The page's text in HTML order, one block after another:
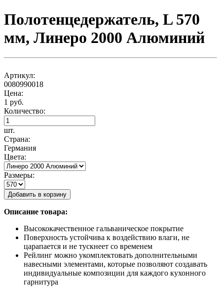
Полотенцедержатель, L 570
мм, Линеро 2000 Алюминий
Артикул:
0080990018
Цена:
1 руб.
Количество:
шт.
Страна:
Германия
Цвета:
Размеры:
Добавить в корзину
Описание товара:
Высококачественное гальваническое покрытие
Поверхность устойчива к воздействию влаги, не
царапается и не тускнеет со временем
Рейлинг можно укомплектовать дополнительными
навесными элементами, которые позволяют создавать
индивидуальные композиции для каждого кухонного
гарнитура